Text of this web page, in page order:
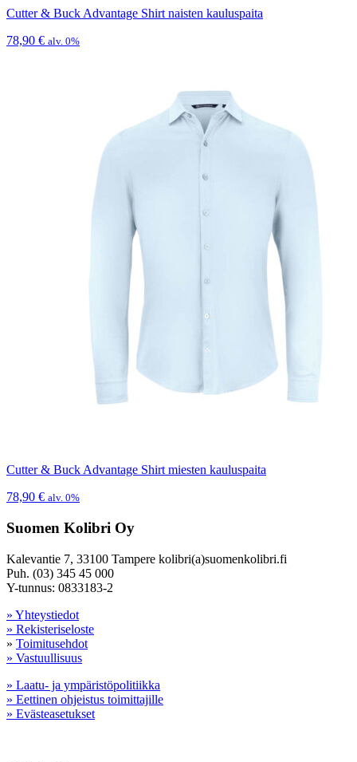
Cutter & Buck Advantage Shirt naisten kauluspaita
78,90 € alv. 0%
Cutter & Buck Advantage Shirt miesten kauluspaita
78,90 € alv. 0%
Suomen Kolibri Oy
Kalevantie 7, 33100 Tampere kolibri(a)suomenkolibri.fi
Puh. (03) 345 45 000
Y-tunnus: 0833183-2
» Yhteystiedot
» Rekisteriseloste
» Toimitusehdot
» Vastuullisuus
» Laatu- ja ympäristöpolitiikka
» Eettinen ohjeistus toimittajille
» Evästeasetukset